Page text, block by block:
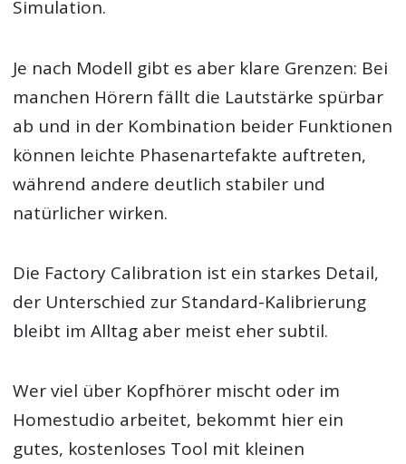
Simulation.
Je nach Modell gibt es aber klare Grenzen: Bei
manchen Hörern fällt die Lautstärke spürbar
ab und in der Kombination beider Funktionen
können leichte Phasenartefakte auftreten,
während andere deutlich stabiler und
natürlicher wirken.
Die Factory Calibration ist ein starkes Detail,
der Unterschied zur Standard-Kalibrierung
bleibt im Alltag aber meist eher subtil.
Wer viel über Kopfhörer mischt oder im
Homestudio arbeitet, bekommt hier ein
gutes, kostenloses Tool mit kleinen